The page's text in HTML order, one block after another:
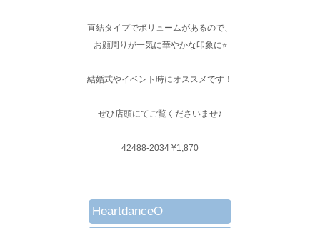
直結タイプでボリュームがあるので、
お顔周りが一気に華やかな印象に⭐︎
結婚式やイベント時にオススメです！
ぜひ店頭にてご覧くださいませ♪
42488-2034 ¥1,870
HeartdanceO